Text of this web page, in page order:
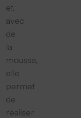
et,
avec
de
la
mousse,
elle
permet
de
réaliser